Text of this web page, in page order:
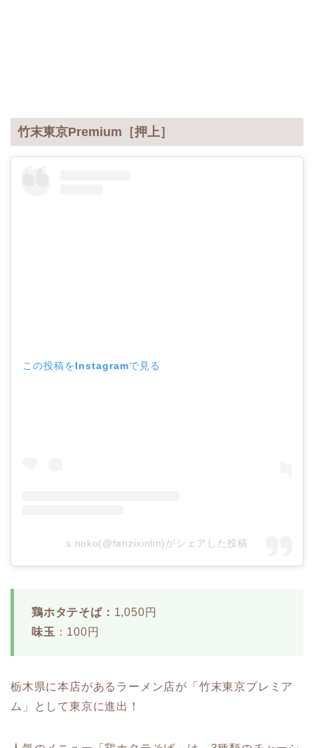
竹末東京Premium［押上］
この投稿をInstagramで見る
s.noko(@fanzixinlin)がシェアした投稿
鶏ホタテそば： 1,050円
味玉 ：100円
栃木県に本店があるラーメン店が「竹末東京プレミア
ム」として東京に進出！